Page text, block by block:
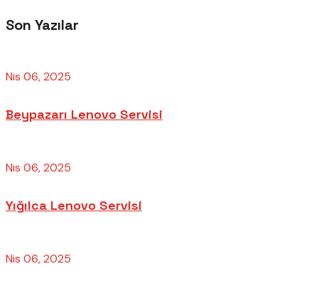
Son Yazılar
Nis 06, 2025
Beypazarı Lenovo Servisi
Nis 06, 2025
Yığılca Lenovo Servisi
Nis 06, 2025